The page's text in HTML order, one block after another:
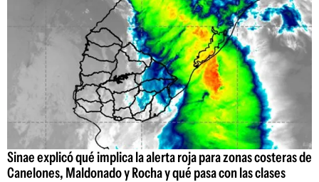
Sinae explicó qué implica la alerta roja para zonas costeras de
Canelones, Maldonado y Rocha y qué pasa con las clases